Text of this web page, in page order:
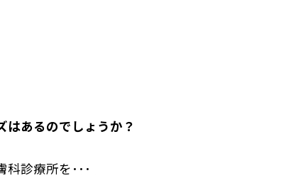
はあるのでしょうか？
科診療所を･･･